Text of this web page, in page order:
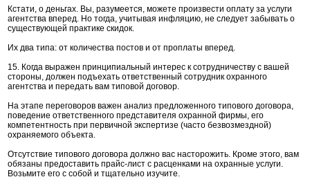
Кстати, о деньгах. Вы, разумеется, можете произвести оплату за услуги
агентства вперед. Но тогда, учитывая инфляцию, не следует забывать о
существующей практике скидок.
Их два типа: от количества постов и от проплаты вперед.
15. Когда выражен принципиальный интерес к сотрудничеству с вашей
стороны, должен подъехать ответственный сотрудник охранного
агентства и передать вам типовой договор.
На этапе переговоров важен анализ предложенного типового договора,
поведение ответственного представителя охранной фирмы, его
компетентность при первичной экспертизе (часто безвозмездной)
охраняемого объекта.
Отсутствие типового договора должно вас насторожить. Кроме этого, вам
обязаны предоставить прайс-лист с расценками на охранные услуги.
Возьмите его с собой и тщательно изучите.